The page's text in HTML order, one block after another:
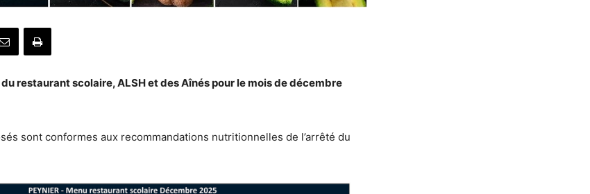
restaurant scolaire, ALSH et des Aînés pour le mois de décembre
sont conformes aux recommandations nutritionnelles de l’arrêté du